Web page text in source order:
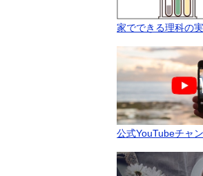
家でできる理科の
公式YouTubeチャ